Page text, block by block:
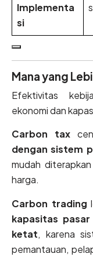
Implementa
si
Mana yang
Efektivitas
ekonomi dan
Carbon tax
dengan sistem
mudah
harga.
Carbon trading
kapasitas
ketat, karena
pemantauan,